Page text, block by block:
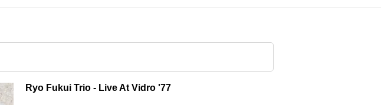
Ryo Fukui Trio - Live At Vidro '77